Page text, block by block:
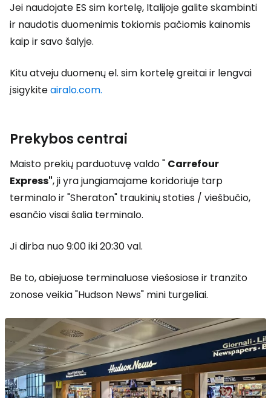
Jei naudojate ES sim kortelę, Italijoje galite skambinti
ir naudotis duomenimis tokiomis pačiomis kainomis
kaip ir savo šalyje.
Kitu atveju duomenų el. sim kortelę greitai ir lengvai
įsigykiteairalo.com.
Prekybos centrai
Maisto prekių parduotuvę valdo " Carrefour
Express", ji yra jungiamajame koridoriuje tarp
terminalo ir "Sheraton" traukinių stoties / viešbučio,
esančio visai šalia terminalo.
Ji dirba nuo 9:00 iki 20:30 val.
Be to, abiejuose terminaluose viešosiose ir tranzito
zonose veikia "Hudson News" mini turgeliai.